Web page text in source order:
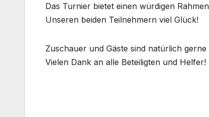
Das Turnier bietet einen würdigen
Unseren beiden Teilnehmern viel Glück!
Zuschauer und Gäste sind natürlich
Vielen Dank an alle Beteiligten und Helfer!